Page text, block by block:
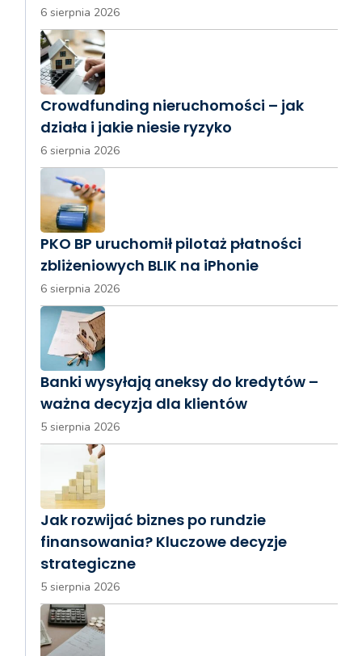
6 sierpnia 2026
Crowdfunding nieruchomości – jak
działa i jakie niesie ryzyko
6 sierpnia 2026
PKO BP uruchomił pilotaż płatności
zbliżeniowych BLIK na iPhonie
6 sierpnia 2026
Banki wysyłają aneksy do kredytów –
ważna decyzja dla klientów
5 sierpnia 2026
Jak rozwijać biznes po rundzie
finansowania? Kluczowe decyzje
strategiczne
5 sierpnia 2026